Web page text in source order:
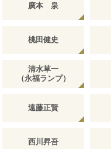
廣本 泉
桃田健史
清水草一
（永福ランプ）
遠藤正賢
西川昇吾